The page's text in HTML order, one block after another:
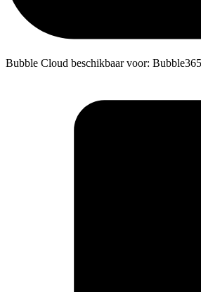
Bubble Cloud beschikbaar voor: